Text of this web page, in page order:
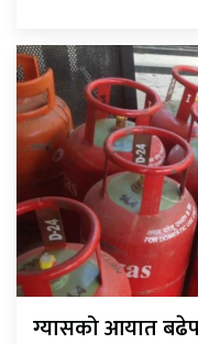
ग्यासको आयात